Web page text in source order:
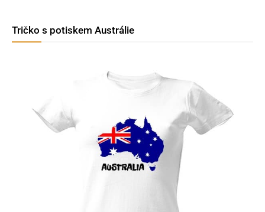
Tričko s potiskem Austrálie